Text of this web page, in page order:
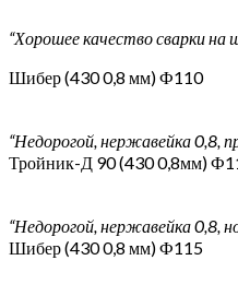
“Хорошее качество сварки
Шибер (430 0,8 мм) Ф110
“Недорогой, нержавейка 0,8,
Тройник-Д 90 (430 0,8мм)
“Недорогой, нержавейка 0,8,
Шибер (430 0,8 мм) Ф115